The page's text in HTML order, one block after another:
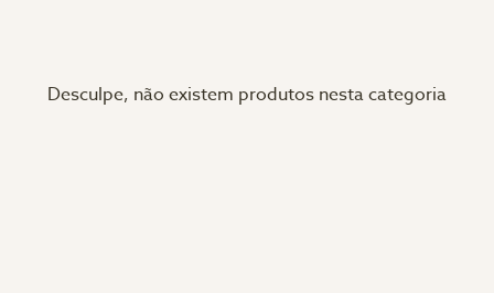
Desculpe, não existem produtos nesta categoria